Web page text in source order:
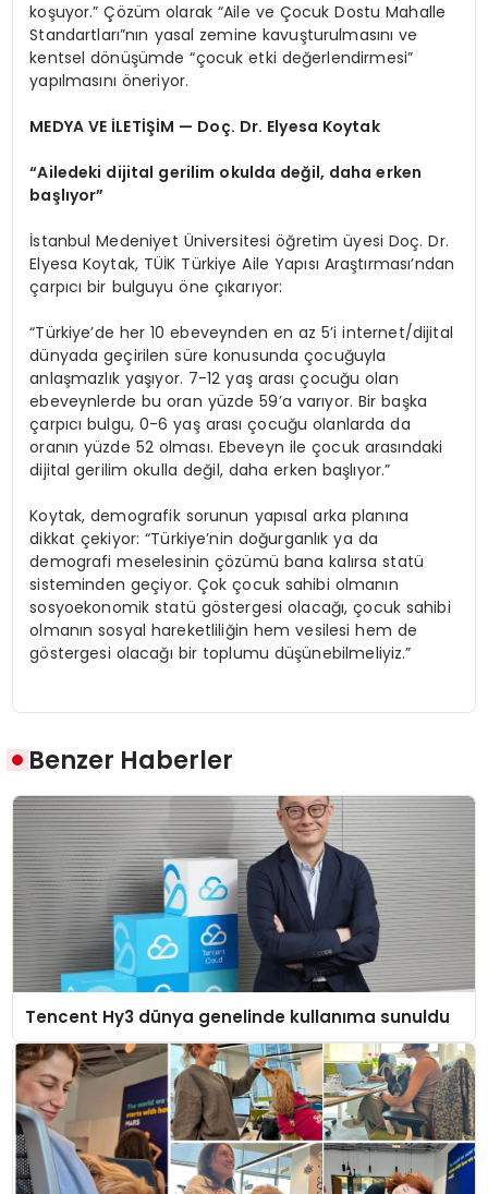
koşuyor.” Çözüm olarak “Aile ve Çocuk Dostu Mahalle
Standartları”nın yasal zemine kavuşturulmasını ve
kentsel dönüşümde “çocuk etki değerlendirmesi”
yapılmasını öneriyor.
MEDYA VE İLETİŞİM — Doç. Dr. Elyesa Koytak
“Ailedeki dijital gerilim okulda değil, daha erken
başlıyor”
İstanbul Medeniyet Üniversitesi öğretim üyesi Doç. Dr.
Elyesa Koytak, TÜİK Türkiye Aile Yapısı Araştırması’ndan
çarpıcı bir bulguyu öne çıkarıyor:
“Türkiye’de her 10 ebeveynden en az 5’i internet/dijital
dünyada geçirilen süre konusunda çocuğuyla
anlaşmazlık yaşıyor. 7-12 yaş arası çocuğu olan
ebeveynlerde bu oran yüzde 59’a varıyor. Bir başka
çarpıcı bulgu, 0-6 yaş arası çocuğu olanlarda da
oranın yüzde 52 olması. Ebeveyn ile çocuk arasındaki
dijital gerilim okulla değil, daha erken başlıyor.”
Koytak, demografik sorunun yapısal arka planına
dikkat çekiyor: “Türkiye’nin doğurganlık ya da
demografi meselesinin çözümü bana kalırsa statü
sisteminden geçiyor. Çok çocuk sahibi olmanın
sosyoekonomik statü göstergesi olacağı, çocuk sahibi
olmanın sosyal hareketliliğin hem vesilesi hem de
göstergesi olacağı bir toplumu düşünebilmeliyiz.”
Benzer Haberler
Tencent Hy3 dünya genelinde kullanıma sunuldu